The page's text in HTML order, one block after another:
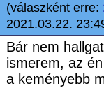
(válaszként erre:
2021.03.22.
Bár nem
ismerem, az
a keményebb